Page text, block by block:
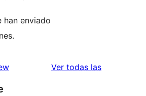
han enviado
Ver todas las